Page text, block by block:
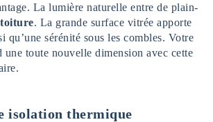
La lumière naturelle entre de plain-
toiture. La grande surface vitrée apporte
qu’une sérénité sous les combles. Votre
une toute nouvelle dimension avec cette
isolation thermique